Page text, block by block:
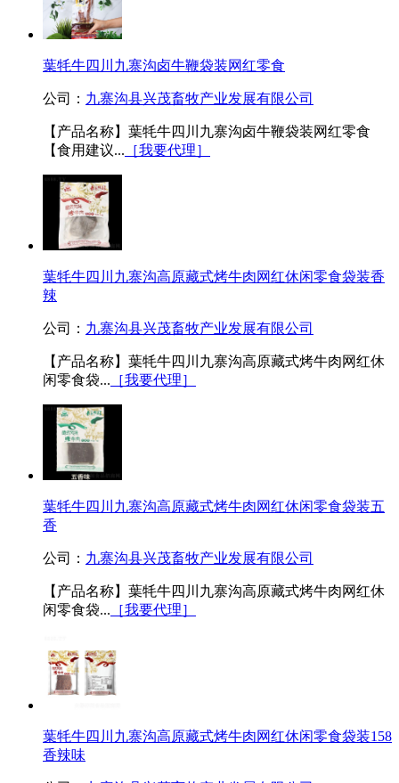
葉牦牛四川九寨沟卤牛鞭袋装网红零食
公司： 九寨沟县兴茂畜牧产业发展有限公司
【产品名称】葉牦牛四川九寨沟卤牛鞭袋装网红零食
【食用建议... ［我要代理］
葉牦牛四川九寨沟高原藏式烤牛肉网红休闲零食袋装香
辣
公司： 九寨沟县兴茂畜牧产业发展有限公司
【产品名称】葉牦牛四川九寨沟高原藏式烤牛肉网红休
闲零食袋... ［我要代理］
葉牦牛四川九寨沟高原藏式烤牛肉网红休闲零食袋装五
香
公司： 九寨沟县兴茂畜牧产业发展有限公司
【产品名称】葉牦牛四川九寨沟高原藏式烤牛肉网红休
闲零食袋... ［我要代理］
葉牦牛四川九寨沟高原藏式烤牛肉网红休闲零食袋装158
香辣味